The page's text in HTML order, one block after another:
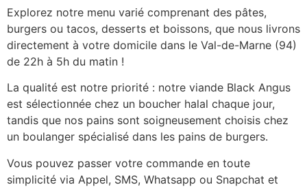
Explorez notre menu varié comprenant des pâtes,
burgers ou tacos, desserts et boissons, que nous livrons
directement à votre domicile dans le Val-de-Marne (94)
de 22h à 5h du matin !
La qualité est notre priorité : notre viande Black Angus
est sélectionnée chez un boucher halal chaque jour,
tandis que nos pains sont soigneusement choisis chez
un boulanger spécialisé dans les pains de burgers.
Vous pouvez passer votre commande en toute
simplicité via Appel, SMS, Whatsapp ou Snapchat et